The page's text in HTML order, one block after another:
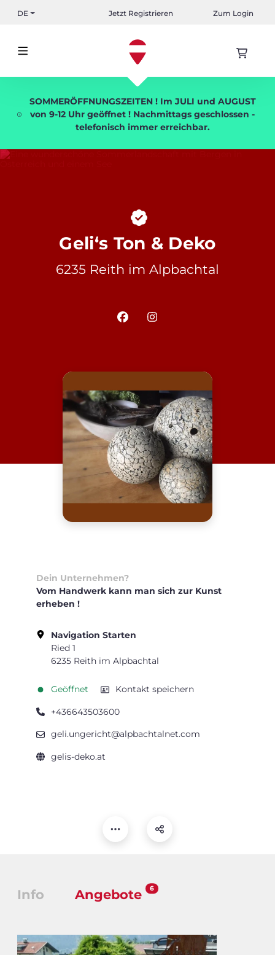
DE Jetzt Registrieren Zum Login
SOMMERÖFFNUNGSZEITEN ! Im JULI und AUGUST
von 9-12 Uhr geöffnet ! Nachmittags geschlossen -
telefonisch immer erreichbar.
Geli‘s Ton & Deko
6235 Reith im Alpbachtal
Dein Unternehmen?
Vom Handwerk kann man sich zur Kunst
erheben !
Navigation Starten
Ried 1
6235 Reith im Alpbachtal
Geöffnet Kontakt speichern
+436643503600
geli.ungericht@alpbachtalnet.com
gelis-deko.at
Info Angebote 6